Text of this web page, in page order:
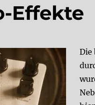
Effekte
Die